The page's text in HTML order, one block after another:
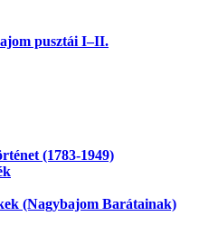
pusztái I–II.
(1783-1949)
(Nagybajom Barátainak)